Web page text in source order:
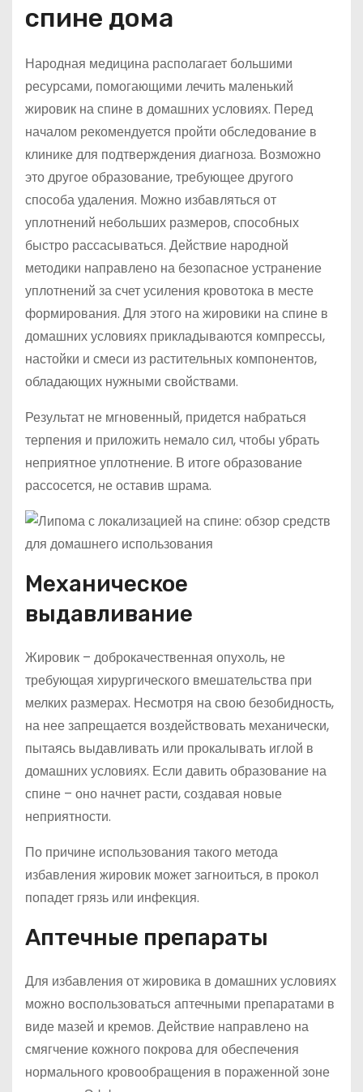
спине дома
Народная медицина располагает большими
ресурсами, помогающими лечить маленький
жировик на спине в домашних условиях. Перед
началом рекомендуется пройти обследование в
клинике для подтверждения диагноза. Возможно
это другое образование, требующее другого
способа удаления. Можно избавляться от
уплотнений небольших размеров, способных
быстро рассасываться. Действие народной
методики направлено на безопасное устранение
уплотнений за счет усиления кровотока в месте
формирования. Для этого на жировики на спине в
домашних условиях прикладываются компрессы,
настойки и смеси из растительных компонентов,
обладающих нужными свойствами.
Результат не мгновенный, придется набраться
терпения и приложить немало сил, чтобы убрать
неприятное уплотнение. В итоге образование
рассосется, не оставив шрама.
Механическое
выдавливание
Жировик – доброкачественная опухоль, не
требующая хирургического вмешательства при
мелких размерах. Несмотря на свою безобидность,
на нее запрещается воздействовать механически,
пытаясь выдавливать или прокалывать иглой в
домашних условиях. Если давить образование на
спине – оно начнет расти, создавая новые
неприятности.
По причине использования такого метода
избавления жировик может загноиться, в прокол
попадет грязь или инфекция.
Аптечные препараты
Для избавления от жировика в домашних условиях
можно воспользоваться аптечными препаратами в
виде мазей и кремов. Действие направлено на
смягчение кожного покрова для обеспечения
нормального кровообращения в пораженной зоне